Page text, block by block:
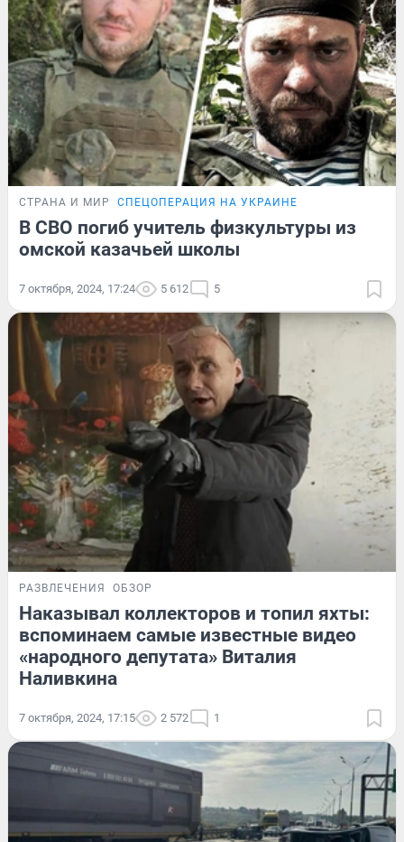
СТРАНА И МИР СПЕЦОПЕРАЦИЯ НА УКРАИНЕ
В СВО погиб учитель физкультуры из
омской казачьей школы
7 октября, 2024, 17:24 5 612 5
РАЗВЛЕЧЕНИЯ ОБЗОР
Наказывал коллекторов и топил яхты:
вспоминаем самые известные видео
«народного депутата» Виталия
Наливкина
7 октября, 2024, 17:15 2 572 1